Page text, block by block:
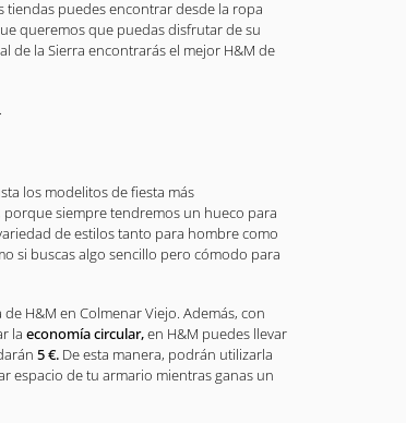
tiendas puedes encontrar desde la ropa
queremos que puedas disfrutar de su
de la Sierra encontrarás el mejor H&M de
los modelitos de fiesta más
siempre tendremos un hueco para
de estilos tanto para hombre como
si buscas algo sencillo pero cómodo para
H&M en Colmenar Viejo. Además, con
la economía circular,en H&M puedes llevar
5 €. De esta manera, podrán utilizarla
espacio de tu armario mientras ganas un